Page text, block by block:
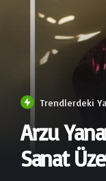
Trendlerdeki
Arzu
Sanat